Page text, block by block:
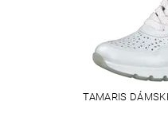
TAMARIS